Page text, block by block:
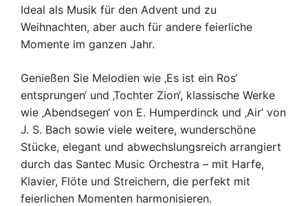
Ideal als Musik für den Advent und zu
Weihnachten, aber auch für andere feierliche
Momente im ganzen Jahr.
Genießen Sie Melodien wie ‚Es ist ein Ros‘
entsprungen‘ und ‚Tochter Zion‘, klassische Werke
wie ‚Abendsegen‘ von E. Humperdinck und ‚Air‘ von
J. S. Bach sowie viele weitere, wunderschöne
Stücke, elegant und abwechslungsreich arrangiert
durch das Santec Music Orchestra – mit Harfe,
Klavier, Flöte und Streichern, die perfekt mit
feierlichen Momenten harmonisieren.